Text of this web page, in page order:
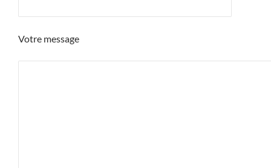
Votre message